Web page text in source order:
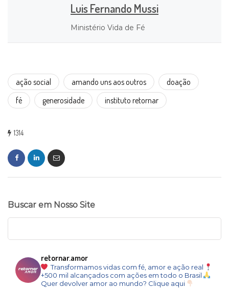
Luis Fernando Mussi
Ministério Vida de Fé
ação social amando uns aos outros
doação
fé
generosidade instituto retornar
1314
Buscar em Nosso Site
retornar.amor
Transformamos vidas com fé, amor e ação real
+500 mil alcançados com ações em todo o Brasil
Quer devolver amor ao mundo? Clique aqui